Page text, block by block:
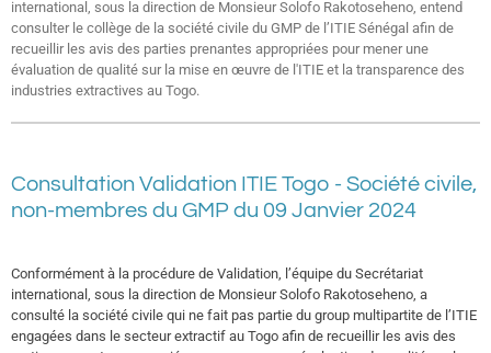
international, sous la direction de Monsieur Solofo Rakotoseheno, entend
consulter le collège de la société civile du GMP de l’ITIE Sénégal afin de
recueillir les avis des parties prenantes appropriées pour mener une
évaluation de qualité sur la mise en œuvre de l'ITIE et la transparence des
industries extractives au Togo.
Consultation Validation ITIE Togo - Société civile,
non-membres du GMP du 09 Janvier 2024
Conformément à la procédure de Validation, l’équipe du Secrétariat
international, sous la direction de Monsieur Solofo Rakotoseheno, a
consulté la société civile qui ne fait pas partie du group multipartite de l’ITIE
engagées dans le secteur extractif au Togo afin de recueillir les avis des